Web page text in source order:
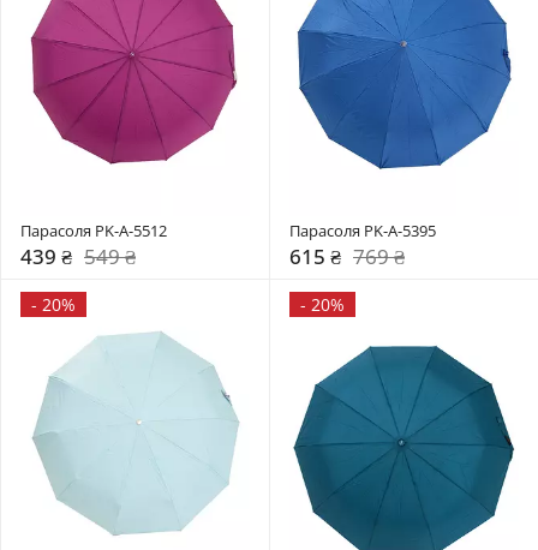
Парасоля PK-A-5512
439 ₴ 549 ₴
Парасоля PK-A-5395
615 ₴ 769 ₴
- 20% - 20%